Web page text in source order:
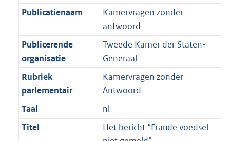
t
a
K
b
2
K
b
Publicatienaam
Kamervragen zonder
antwoord
Publicerende
organisatie
Tweede Kamer der Staten-
Generaal
Rubriek
parlementair
Kamervragen zonder
Antwoord
Taal
nl
Titel
Het bericht “Fraude voedsel